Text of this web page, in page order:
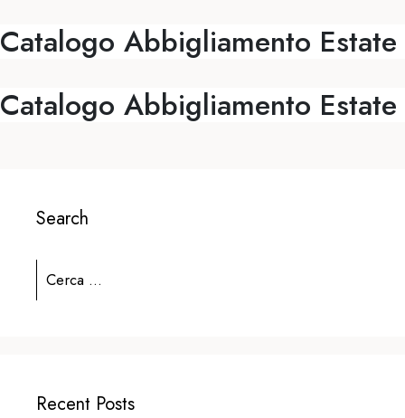
Catalogo Abbigliamento Estate
Catalogo Abbigliamento Estate
Search
Recent Posts